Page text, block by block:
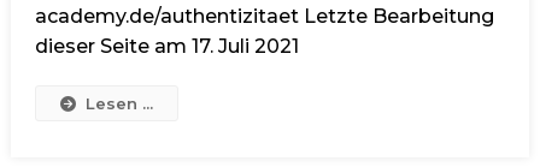
academy.de/authentizitaet Letzte Bearbeitung
dieser Seite am 17. Juli 2021
Lesen ...